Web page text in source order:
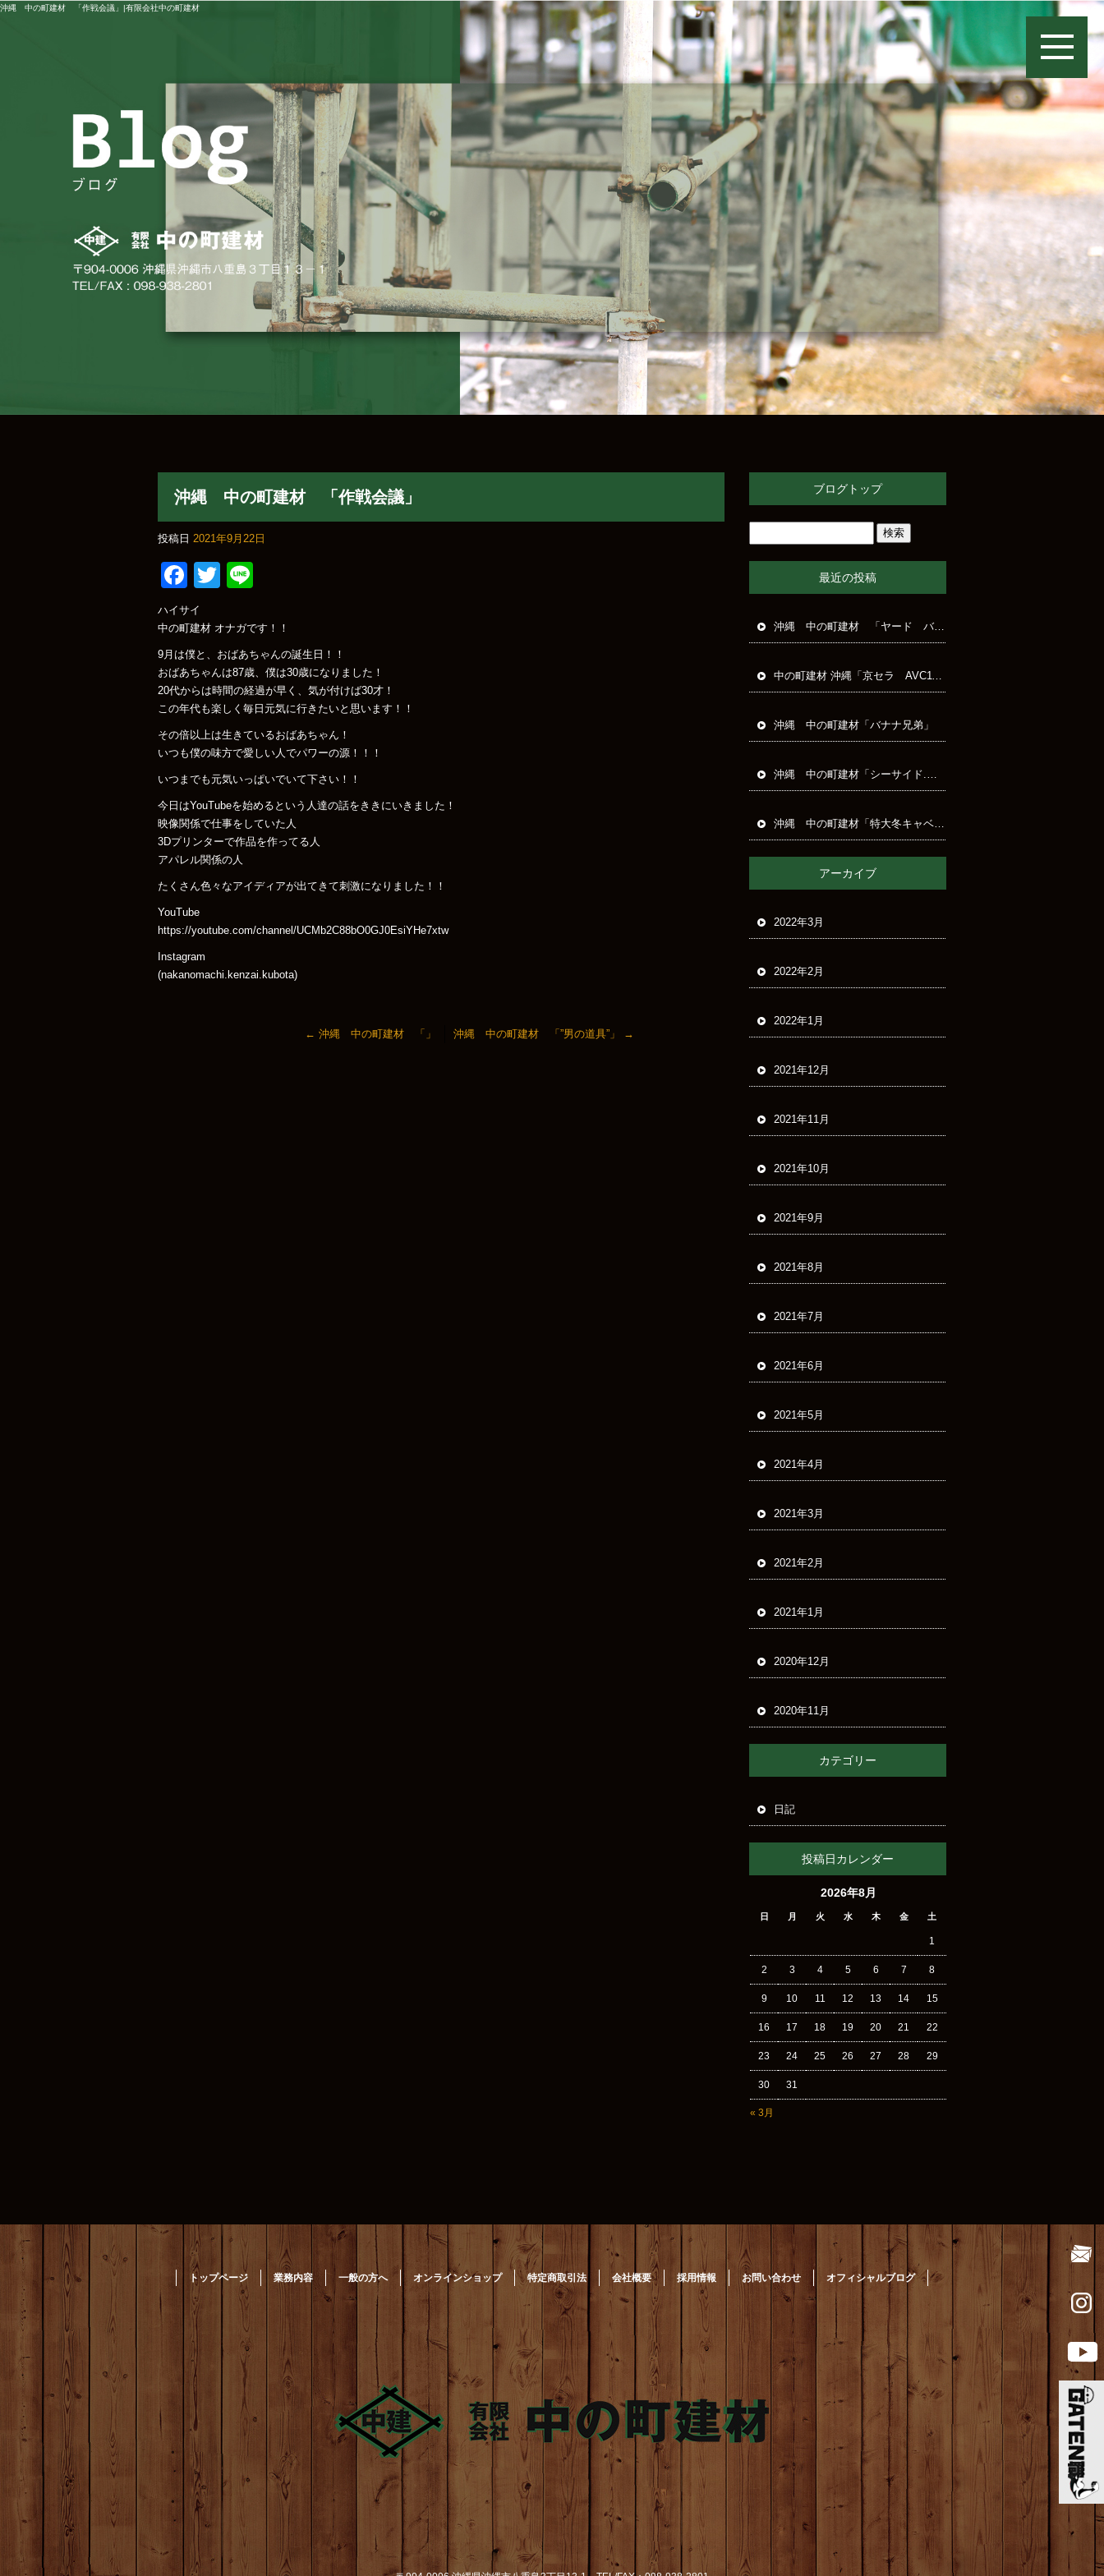
沖縄 中の町建材 「作戦会議」|有限会社中の町建材
沖縄 中の町建材 「作戦会議」
投稿日 2021年9月22日
Facebook
Twitter
ハイサイ
中の町建材 オナガです！！
9月は僕と、おばあちゃんの誕生日！！
おばあちゃんは87歳、僕は30歳になりました！
20代からは時間の経過が早く、気が付けば30才！
この年代も楽しく毎日元気に行きたいと思います！！
その倍以上は生きているおばあちゃん！
いつも僕の味方で愛しい人でパワーの源！！！
いつまでも元気いっぱいでいて下さい！！
今日はYouTubeを始めるという人達の話をききにいきました！
映像関係で仕事をしていた人
3Dプリンターで作品を作ってる人
アパレル関係の人
たくさん色々なアイディアが出てきて刺激になりました！！
YouTube
https://youtube.com/channel/UCMb2C88bO0GJ0EsiYHe7xtw
Instagram
(nakanomachi.kenzai.kubota)
← 沖縄 中の町建材 「」 沖縄 中の町建材 「”男の道具”」 →
ブログトップ
最近の投稿
沖縄 中の町建材 「ヤード バナナ」
中の町建材 沖縄「京セラ AVC1150 集じん機」
沖縄 中の町建材「バナナ兄弟」
沖縄 中の町建材「シーサイド.ドライブ.イン」
沖縄 中の町建材「特大冬キャベツ」
アーカイブ
2022年3月
2022年2月
2022年1月
2021年12月
2021年11月
2021年10月
2021年9月
2021年8月
2021年7月
2021年6月
2021年5月
2021年4月
2021年3月
2021年2月
2021年1月
2020年12月
2020年11月
カテゴリー
日記
投稿日カレンダー
2026年8月
日 月 火 水 木 金 土
« 3月
1
2 3 4 5 6 7 8
9 10 11 12 13 14 15
16 17 18 19 20 21 22
23 24 25 26 27 28 29
30 31
トップページ 業務内容 一般の方へ オンラインショップ 特定商取引法 会社概要 採用情報 お問い合わせ オフィシャルブログ